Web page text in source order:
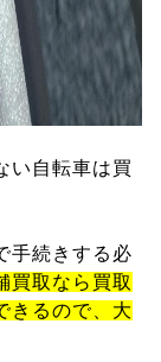
い自転車は買
手続きする必
買取なら買取
きるので、大